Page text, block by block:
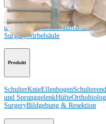
SchulterKnieEllenbogen
und SprunggelenkTraumaHüfte
SurgeryWirbelsäule
Produkt
SchulterKnieEllenbogen
und SprunggelenkHüfte
SurgeryBildgebung & Resektion